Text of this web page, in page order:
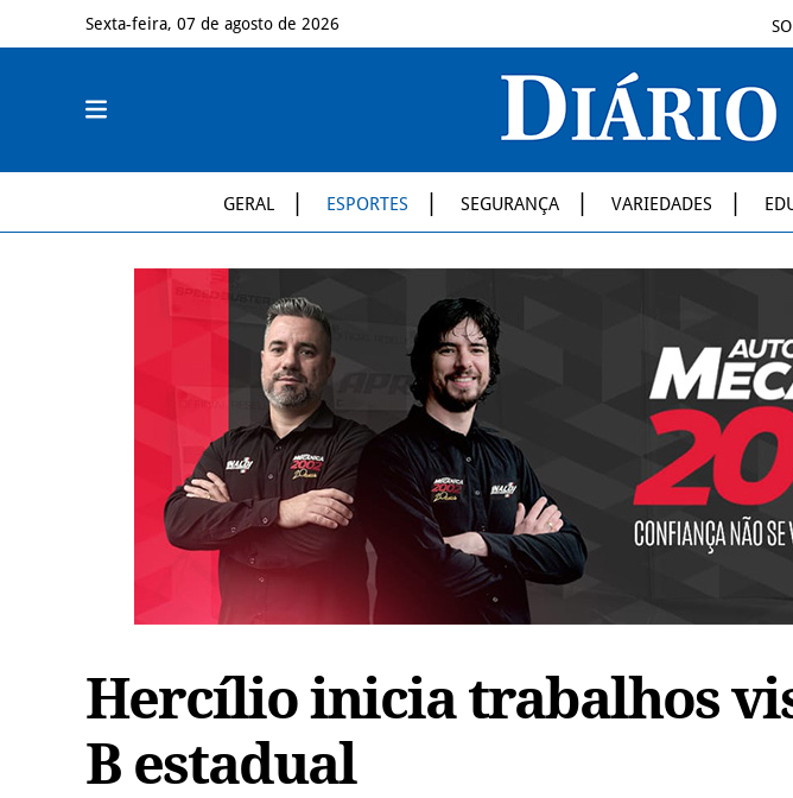
Sexta-feira, 07 de agosto de 2026
GERAL ESPORTES SEGURANÇA VARIEDADES
Hercílio inicia trabalhos
B estadual